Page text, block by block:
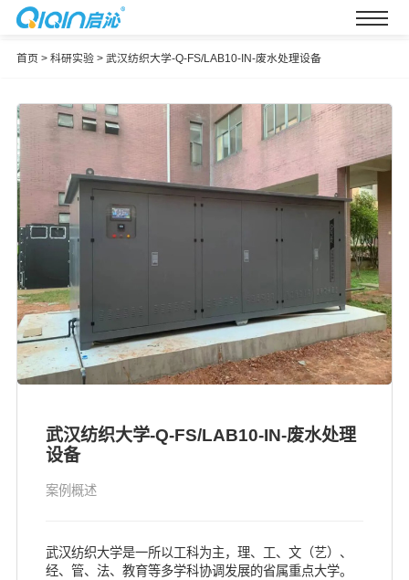
首页 > 科研实验> 武汉纺织大学-Q-FS/LAB10-IN-废水处理设备
武汉纺织大学-Q-FS/LAB10-IN-废水处理
设备
案例概述
武汉纺织大学是一所以工科为主，理、工、文（艺）、
经、管、法、教育等多学科协调发展的省属重点大学。